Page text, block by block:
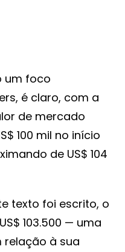
um foco
é claro, com a
de mercado
100 mil no início
de US$ 104
texto foi escrito, o
103.500 — uma
relação à sua